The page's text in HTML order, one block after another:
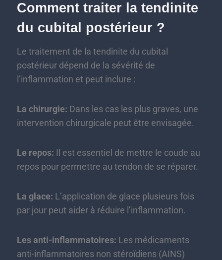
Comment traiter la tendinite
du cubital postérieur ?
Le traitement de la tendinite du cubital
postérieur dépend de la sévérité de
l’inflammation et peut inclure :
La chirurgie: Dans les cas les plus graves, une
intervention chirurgicale peut être envisagée.
Le repos: Il est essentiel de mettre le coude au
repos pour permettre au tendon de se réparer.
La glace: L’application de glace plusieurs fois
par jour peut aider à réduire l’inflammation.
Les anti-inflammatoires: Les médicaments
anti-inflammatoires non stéroïdiens (AINS)